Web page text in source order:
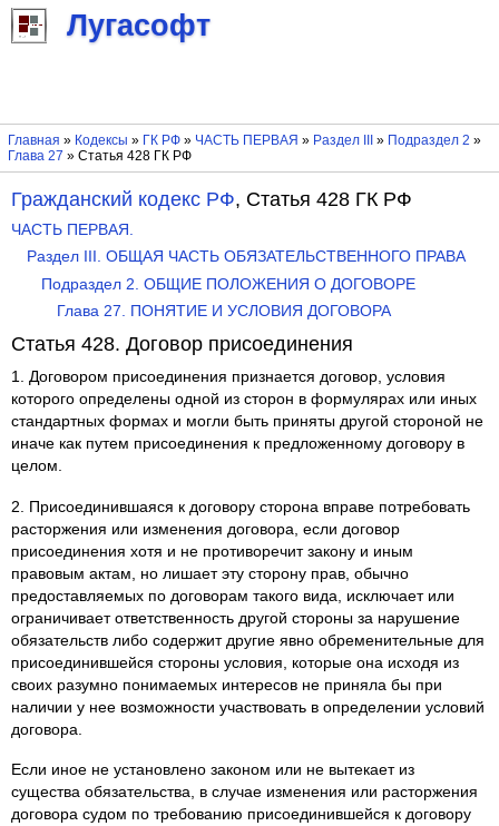
Лугасофт
Главная » Кодексы » ГК РФ» ЧАСТЬ ПЕРВАЯ » Раздел III » Подраздел 2 »
Глава 27 » Статья 428 ГК РФ
Гражданский кодекс РФ, Статья 428 ГК РФ
ЧАСТЬ ПЕРВАЯ.
Раздел III. ОБЩАЯ ЧАСТЬ ОБЯЗАТЕЛЬСТВЕННОГО ПРАВА
Подраздел 2. ОБЩИЕ ПОЛОЖЕНИЯ О ДОГОВОРЕ
Глава 27. ПОНЯТИЕ И УСЛОВИЯ ДОГОВОРА
Статья 428. Договор присоединения
1. Договором присоединения признается договор, условия
которого определены одной из сторон в формулярах или иных
стандартных формах и могли быть приняты другой стороной не
иначе как путем присоединения к предложенному договору в
целом.
2. Присоединившаяся к договору сторона вправе потребовать
расторжения или изменения договора, если договор
присоединения хотя и не противоречит закону и иным
правовым актам, но лишает эту сторону прав, обычно
предоставляемых по договорам такого вида, исключает или
ограничивает ответственность другой стороны за нарушение
обязательств либо содержит другие явно обременительные для
присоединившейся стороны условия, которые она исходя из
своих разумно понимаемых интересов не приняла бы при
наличии у нее возможности участвовать в определении условий
договора.
Если иное не установлено законом или не вытекает из
существа обязательства, в случае изменения или расторжения
договора судом по требованию присоединившейся к договору